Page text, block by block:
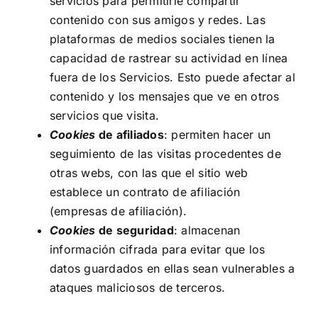
contenido con sus amigos y redes. Las
plataformas de medios sociales tienen la
capacidad de rastrear su actividad en línea
fuera de los Servicios. Esto puede afectar al
contenido y los mensajes que ve en otros
servicios que visita.
Cookies de afiliados: permiten hacer un
seguimiento de las visitas procedentes de
otras webs, con las que el sitio web
establece un contrato de afiliación
(empresas de afiliación).
Cookies de seguridad: almacenan
información cifrada para evitar que los
datos guardados en ellas sean vulnerables a
ataques maliciosos de terceros.